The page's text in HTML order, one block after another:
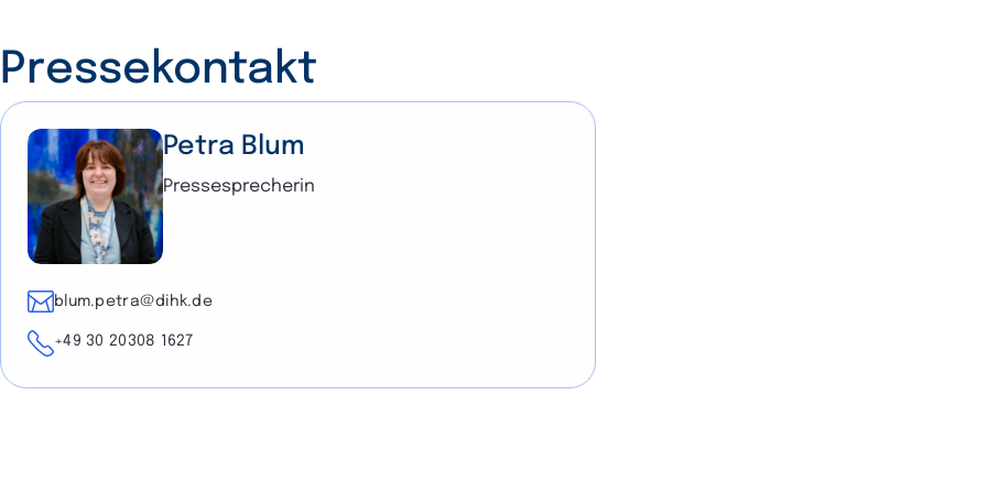
Pressekontakt
Petra Blum
Pressesprecherin
E-Mailblum.petra@dihk.de
Telefon
+49 30 20308 1627